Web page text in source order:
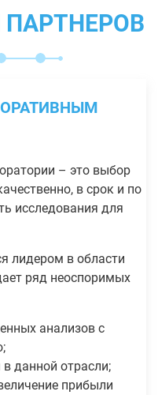
– это выбор
в срок и по
исследования для
лидером в области
ряд неоспоримых
анализов с
данной отрасли;
прибыли